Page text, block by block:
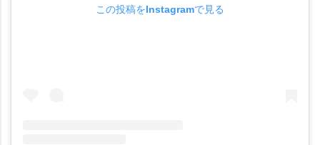
この投稿をInstagramで見る